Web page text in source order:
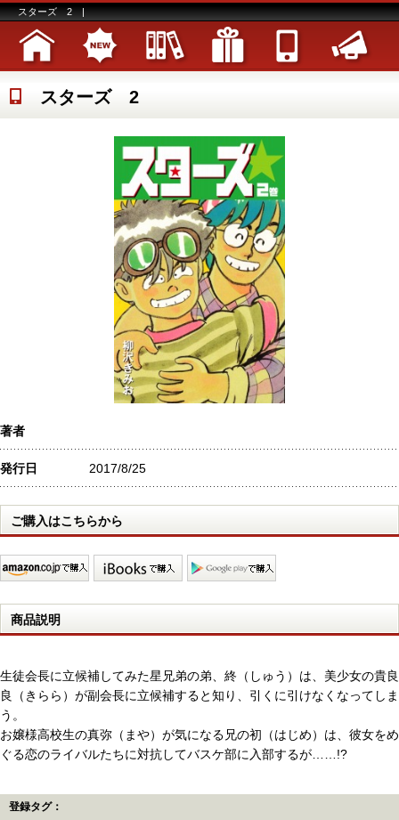
スターズ 2 |
スターズ 2
著者
発行日 2017/8/25
ご購入はこちらから
商品説明
生徒会長に立候補してみた星兄弟の弟、終（しゅう）は、美少女の貴良
良（きらら）が副会長に立候補すると知り、引くに引けなくなってしま
う。
お嬢様高校生の真弥（まや）が気になる兄の初（はじめ）は、彼女をめ
ぐる恋のライバルたちに対抗してバスケ部に入部するが……!?
登録タグ：